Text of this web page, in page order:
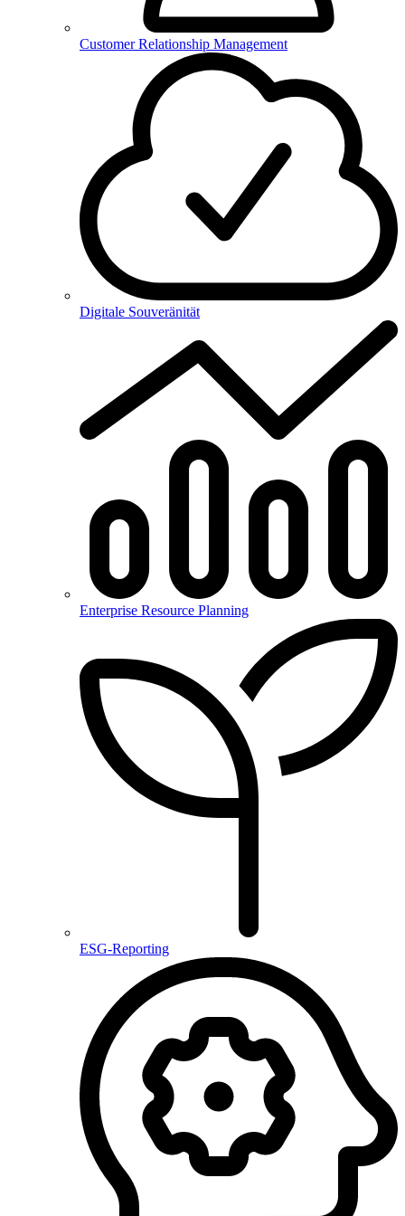
Customer Relationship Management
Digitale Souveränität
Enterprise Resource Planning
ESG-Reporting